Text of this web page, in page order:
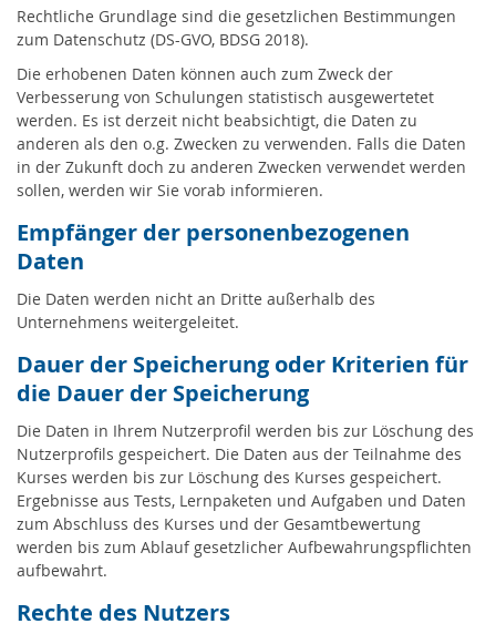
Rechtliche Grundlage sind die gesetzlichen Bestimmungen
zum Datenschutz (DS-GVO, BDSG 2018).
Die erhobenen Daten können auch zum Zweck der
Verbesserung von Schulungen statistisch ausgewertetet
werden. Es ist derzeit nicht beabsichtigt, die Daten zu
anderen als den o.g. Zwecken zu verwenden. Falls die Daten
in der Zukunft doch zu anderen Zwecken verwendet werden
sollen, werden wir Sie vorab informieren.
Empfänger der personenbezogenen
Daten
Die Daten werden nicht an Dritte außerhalb des
Unternehmens weitergeleitet.
Dauer der Speicherung oder Kriterien für
die Dauer der Speicherung
Die Daten in Ihrem Nutzerprofil werden bis zur Löschung des
Nutzerprofils gespeichert. Die Daten aus der Teilnahme des
Kurses werden bis zur Löschung des Kurses gespeichert.
Ergebnisse aus Tests, Lernpaketen und Aufgaben und Daten
zum Abschluss des Kurses und der Gesamtbewertung
werden bis zum Ablauf gesetzlicher Aufbewahrungspflichten
aufbewahrt.
Rechte des Nutzers